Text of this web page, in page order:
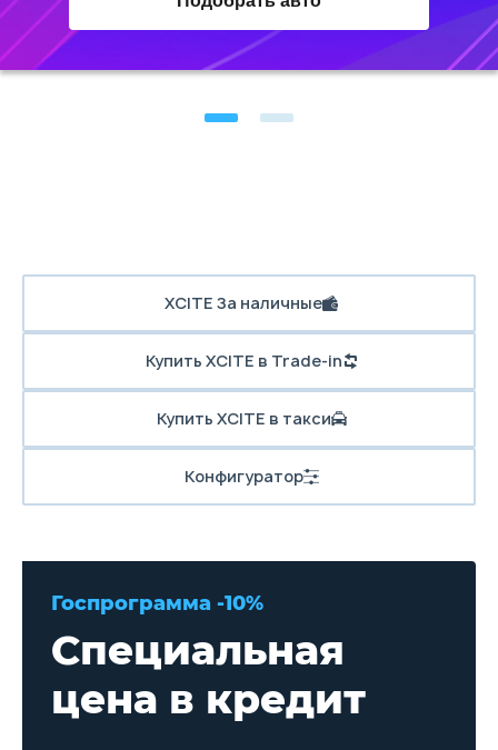
XCITE За наличные
Купить XCITE в Trade-in
Купить XCITE в такси
Конфигуратор
Госпрограмма -10%
Специальная
цена в кредит